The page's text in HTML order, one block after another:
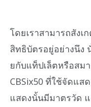
โดยเราสามารถสังเ
สิทธิบัตรอยู่อย่างนึง
ยกับแท็ปเล็ตหรือส
CBSix50 ที่ใช้จัดแส
แสดงนั้นมีมาตรวัด